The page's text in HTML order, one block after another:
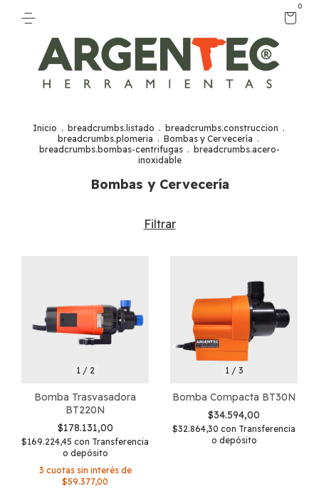
0
Inicio . breadcrumbs.listado . breadcrumbs.construccion .
breadcrumbs.plomeria . Bombas y Cervecería .
breadcrumbs.bombas-centrifugas . breadcrumbs.acero-
inoxidable
Bombas y Cervecería
Filtrar
1/ 2
Bomba Trasvasadora
BT220N
$178.131,00
$169.224,45 con Transferencia
o depósito
3 cuotas sin interés de
$59.377,00
1/ 3
Bomba Compacta BT30N
$34.594,00
$32.864,30 con Transferencia
o depósito